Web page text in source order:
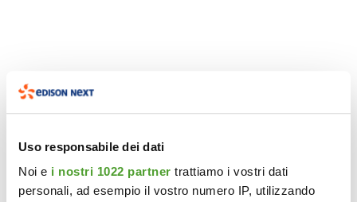
Uso responsabile dei dati
Noi e i nostri 1022 partner trattiamo i vostri dati
personali, ad esempio il vostro numero IP, utilizzando